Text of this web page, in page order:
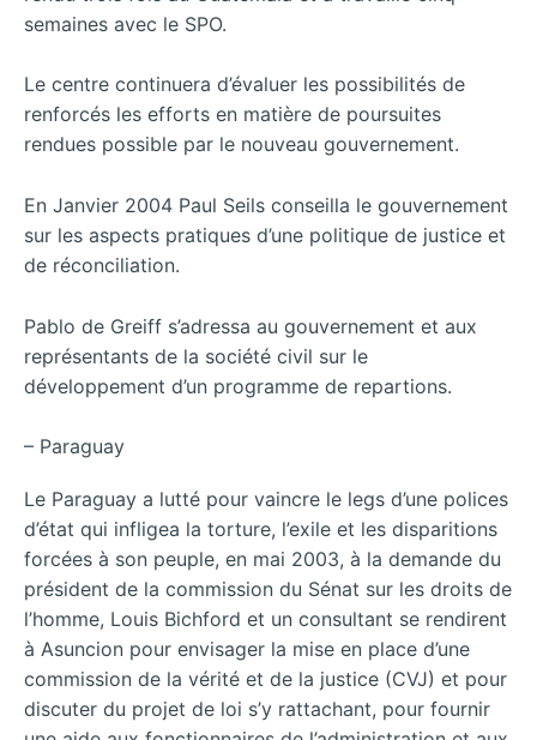
semaines avec le SPO.
Le centre continuera d’évaluer les possibilités de
renforcés les efforts en matière de poursuites
rendues possible par le nouveau gouvernement.
En Janvier 2004 Paul Seils conseilla le gouvernement
sur les aspects pratiques d’une politique de justice et
de réconciliation.
Pablo de Greiff s’adressa au gouvernement et aux
représentants de la société civil sur le
développement d’un programme de repartions.
– Paraguay
Le Paraguay a lutté pour vaincre le legs d’une polices
d’état qui infligea la torture, l’exile et les disparitions
forcées à son peuple, en mai 2003, à la demande du
président de la commission du Sénat sur les droits de
l’homme, Louis Bichford et un consultant se rendirent
à Asuncion pour envisager la mise en place d’une
commission de la vérité et de la justice (CVJ) et pour
discuter du projet de loi s’y rattachant, pour fournir